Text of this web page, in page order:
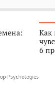
Как
6
Psychologies